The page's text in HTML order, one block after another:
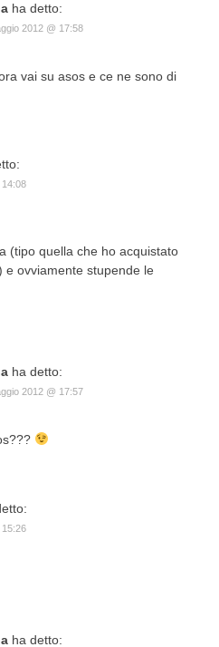
ha detto:
2012 @ 17:58
vai su asos e ce ne sono di
14:08
(tipo quella che ho acquistato
e ovviamente stupende le
ha detto:
2012 @ 17:57
15:26
ha detto: